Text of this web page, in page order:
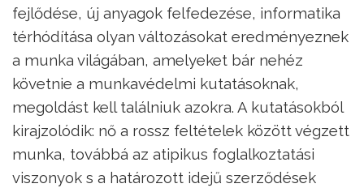
fejlődése, új anyagok felfedezése, informatika
térhódítása olyan változásokat eredményeznek
a munka világában, amelyeket bár nehéz
követnie a munkavédelmi kutatásoknak,
megoldást kell találniuk azokra. A kutatásokból
kirajzolódik: nő a rossz feltételek között végzett
munka, továbbá az atipikus foglalkoztatási
viszonyok s a határozott idejű szerződések